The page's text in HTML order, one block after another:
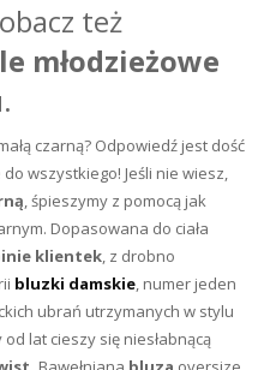
też
młodzieżowe
czarną? Odpowiedź jest dość
wszystkiego! Jeśli nie wiesz,
, śpieszymy z pomocą jak
Dopasowana do ciała
klientek, z drobno
bluzki damskie, numer jeden
ubrań utrzymanych w stylu
lat cieszy się niesłabnącą